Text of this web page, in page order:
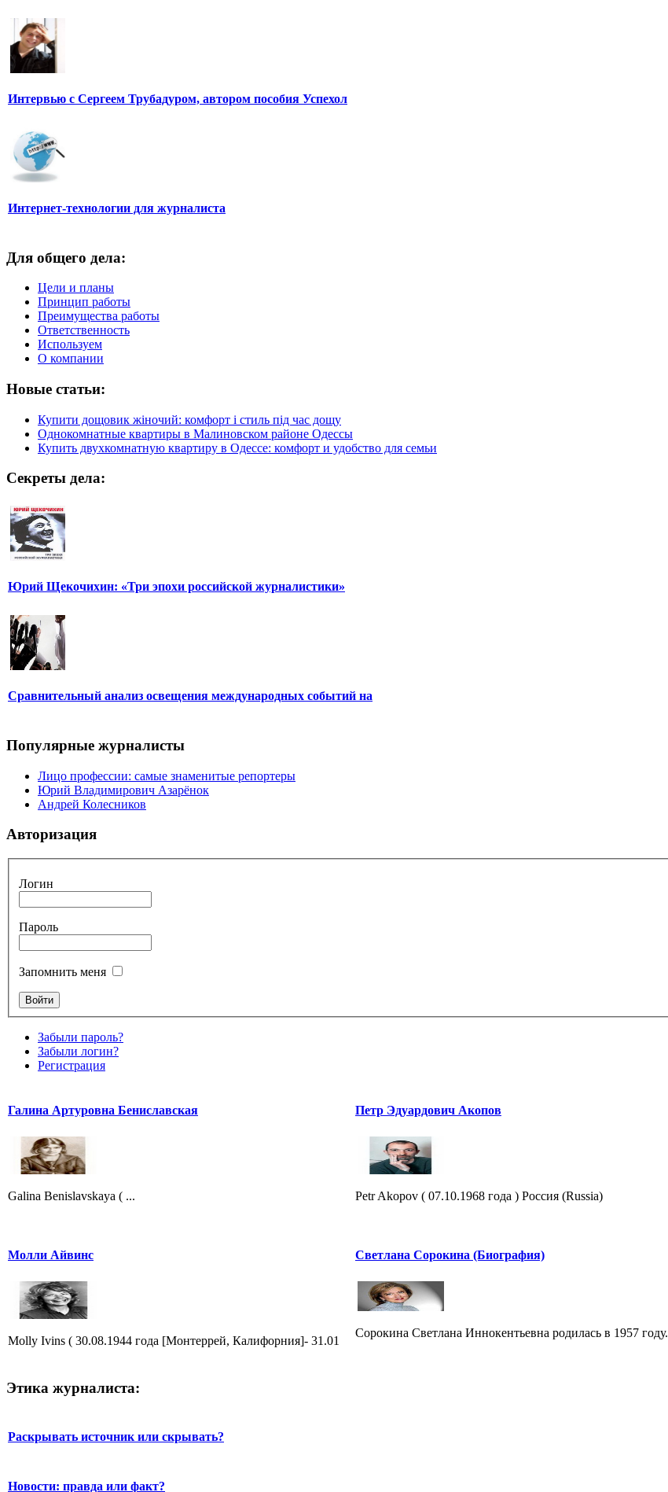
Интервью с Сергеем Трубадуром, автором пособия Успехол
Интернет-технологии для журналиста
Для общего дела:
Цели и планы
Принцип работы
Преимущества работы
Ответственность
Используем
О компании
Новые статьи:
Купити дощовик жіночий: комфорт і стиль під час дощу
Однокомнатные квартиры в Малиновском районе Одессы
Купить двухкомнатную квартиру в Одессе: комфорт и удобство для семьи
Секреты дела:
Юрий Щекочихин: «Три эпохи российской журналистики»
Сравнительный анализ освещения международных событий на
Популярные журналисты
Лицо профессии: самые знаменитые репортеры
Юрий Владимирович Азарёнок
Андрей Колесников
Авторизация
Логин
Пароль
Запомнить меня
Забыли пароль?
Забыли логин?
Регистрация
Галина Артуровна Бениславская
Galina Benislavskaya ( ...
Петр Эдуардович Акопов
Petr Akopov ( 07.10.1968 года ) Россия (Russia)
Молли Айвинс
Molly Ivins ( 30.08.1944 года [Монтеррей, Калифорния]- 31.01
Светлана Сорокина (Биография)
Сорокина Светлана Иннокентьевна родилась в 1957 году.
Этика журналиста:
Раскрывать источник или скрывать?
Новости: правда или факт?